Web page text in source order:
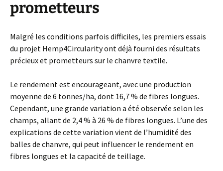
prometteurs
Malgré les conditions parfois difficiles, les premiers essais
du projet Hemp4Circularity ont déjà fourni des résultats
précieux et prometteurs sur le chanvre textile.
Le rendement est encourageant, avec une production
moyenne de 6 tonnes/ha, dont 16,7 % de fibres longues.
Cependant, une grande variation a été observée selon les
champs, allant de 2,4 % à 26 % de fibres longues. L’une des
explications de cette variation vient de l’humidité des
balles de chanvre, qui peut influencer le rendement en
fibres longues et la capacité de teillage.